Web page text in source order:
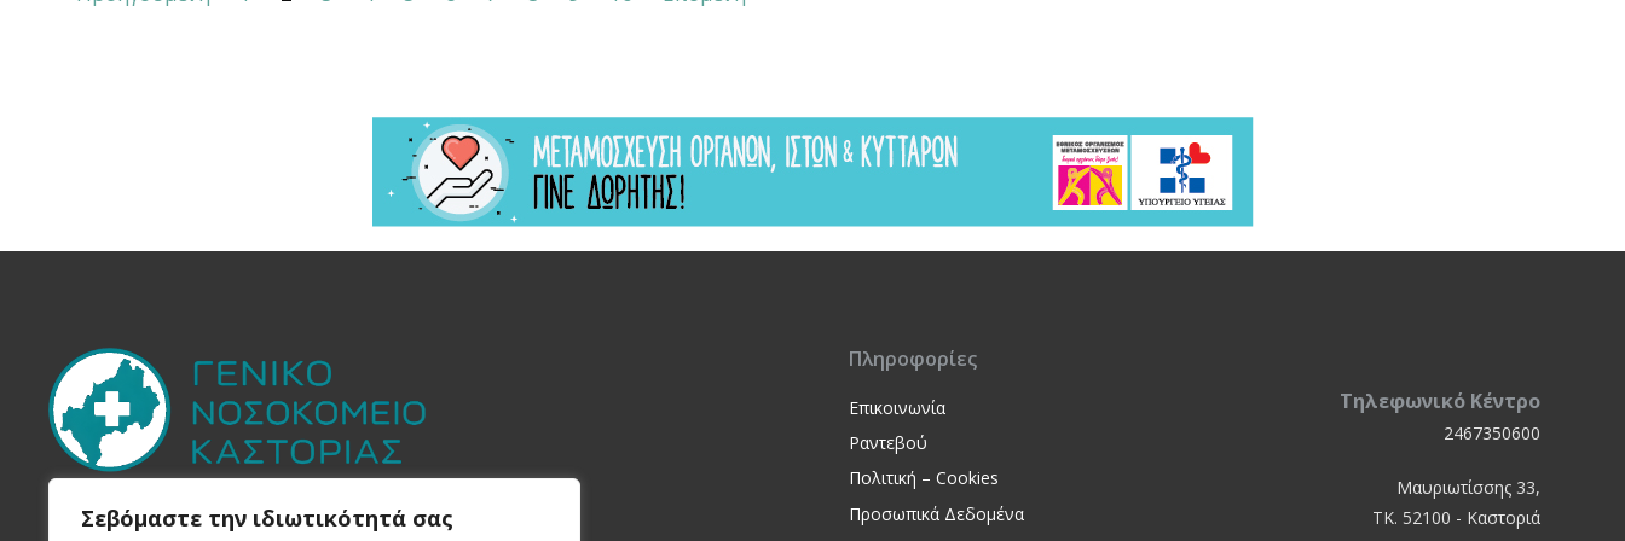
Σεβόμαστε την ιδιωτικότητά σας
Πληροφορίες
Επικοινωνία
Ραντεβού
Πολιτική – Cookies
Προσωπικά Δεδομένα
Τηλεφωνικό Κέντρο
2467350600
Μαυριωτίσσης 33,
ΤΚ. 52100 - Καστοριά